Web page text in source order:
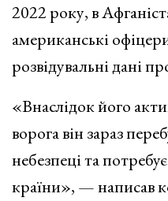
2022 року, в
американські
розвідувальні дані
«Внаслідок його
ворога він зараз
небезпеці та
країни», — написав